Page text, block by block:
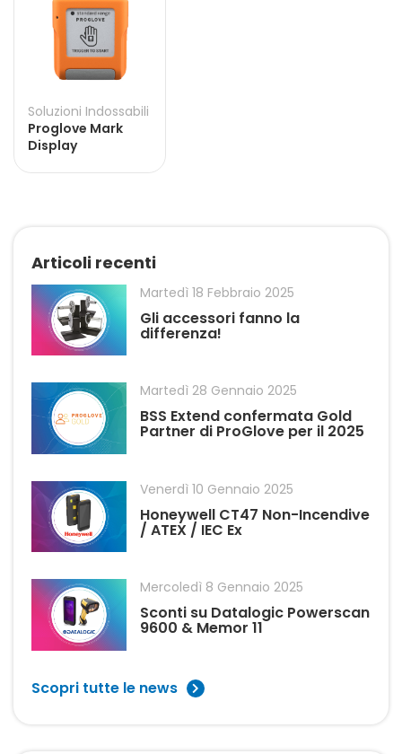
Soluzioni Indossabili
Proglove Mark
Display
Articoli recenti
Martedì 18 Febbraio 2025
Gli accessori fanno la
differenza!
Martedì 28 Gennaio 2025
BSS Extend confermata Gold
Partner di ProGlove per il 2025
Venerdì 10 Gennaio 2025
Honeywell CT47 Non-Incendive
/ ATEX / IEC Ex
Mercoledì 8 Gennaio 2025
Sconti su Datalogic Powerscan
9600 & Memor 11
Scopri tutte le news